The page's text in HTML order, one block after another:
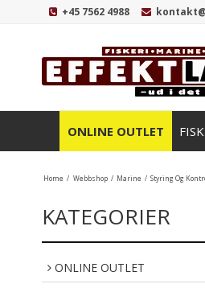
+45 7562 4988
ONLINE OUTLET
Home / Webbshop / Marine / Styring Og
KATEGORIER
ONLINE OUTLET